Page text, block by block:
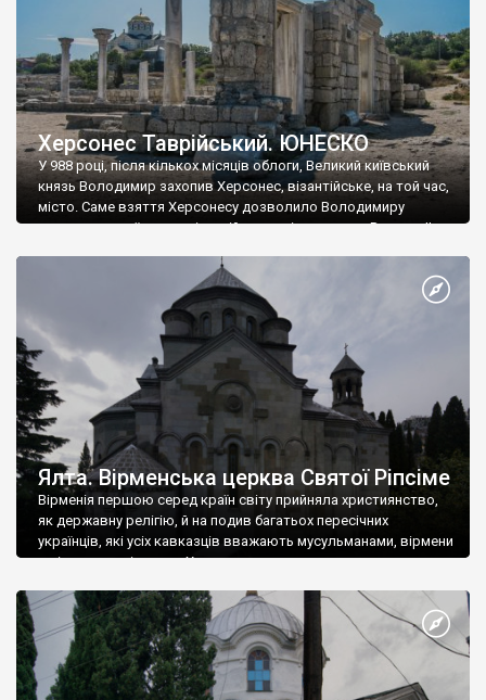
Херсонес Таврійський. ЮНЕСКО
У 988 році, після кількох місяців облоги, Великий київський
князь Володимир захопив Херсонес, візантійське, на той час,
місто. Саме взяття Херсонесу дозволило Володимиру
диктувати свої умови візантійському імператору Василю ІІ, та
Херсонесі Володимир-язичник, став Василем-християнином.
А потім було Хрещення Русі. На честь Херсонесу Таврійського
Ялта. Вірменська церква Святої Ріпсіме
Вірменія першою серед країн світу прийняла християнство,
як державну релігію, й на подив багатьох пересічних
українців, які усіх кавказців вважають мусульманами, вірмени
є відданими вірянами Христа